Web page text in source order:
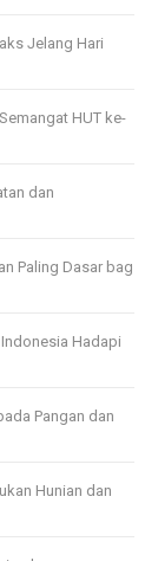
Jelang Hari
HUT ke-
dan
Paling Dasar bag
Hadapi
Pangan dan
Hunian dan